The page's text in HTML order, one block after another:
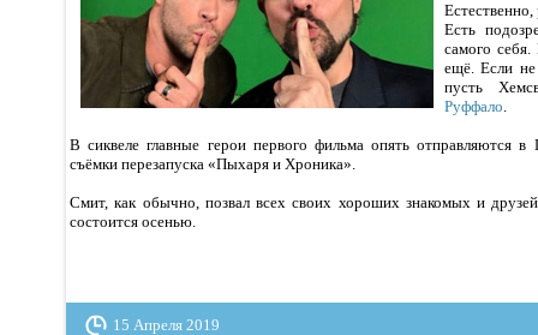
Естественно,
Есть
самого
ещё. Если
пусть
Руффало.
В сиквеле главные герои первого фильма опять отправляются в
съёмки перезапуска «Пыхаря и Хроника».
Смит, как обычно, позвал всех своих хороших знакомых и
состоится осенью.
15 Апреля 2019